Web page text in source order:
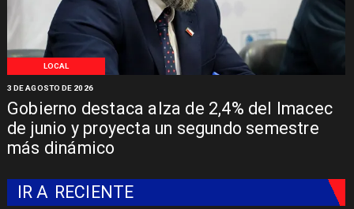
LOCAL
Gobierno destaca alza de 2,4% del Imacec
de junio y proyecta un segundo semestre
más dinámico
3 DE AGOSTO DE 2026
IR A RECIENTE